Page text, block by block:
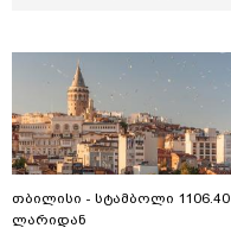
თბილისი - სტამბოლი 1106.40
ლარიდან